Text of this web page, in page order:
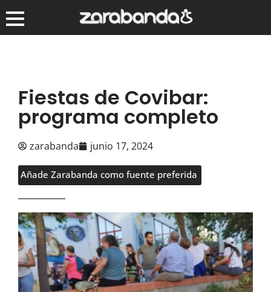
Fiestas de Covibar:
programa completo
zarabanda junio 17, 2024
Añade Zarabanda como fuente preferida